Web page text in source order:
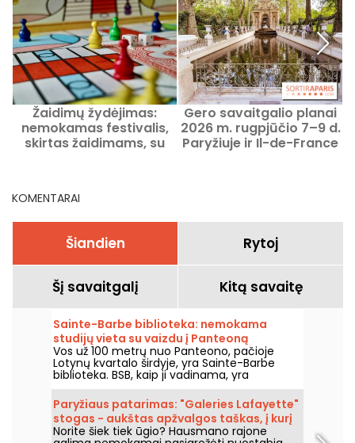
Žaidimų žydėjimas:
nemokamas festivalis,
skirtas žaidimams, su
Gero savaitgalio planai
2026 m. rugpjūčio 7–9 d.
Paryžiuje ir Il-de-France
KOMENTARAI
Šiandien Rytoj
Šį savaitgalį Kitą savaitę
Sainte-Barbe biblioteka: nemokama
studijų vieta su vaizdu į Panteoną
Vos už 100 metrų nuo Panteono, pačioje
Lotynų kvartalo širdyje, yra Sainte-Barbe
biblioteka. BSB, kaip ji vadinama, yra
privaloma vieta studentams, norintiems
pasikartoti prieš tarpinius egzaminus. Tai
tikras Paryžiaus taškas!
Paryžiaus patarimas: "Galeries Lafayette"
stogas - aukštas apžvalgos taškas, į kurį
galima patekti nemokamai
Norite šiek tiek ūgio? Hausmano rajone